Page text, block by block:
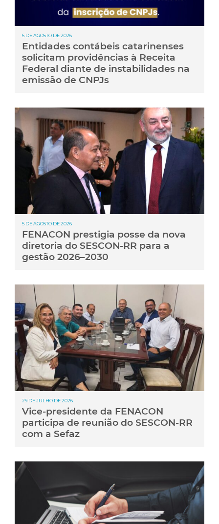
6 DE AGOSTO DE 2026
Entidades contábeis catarinenses
solicitam providências à Receita
Federal diante de instabilidades na
emissão de CNPJs
5 DE AGOSTO DE 2026
FENACON prestigia posse da nova
diretoria do SESCON-RR para a
gestão 2026–2030
29 DE JULHO DE 2026
Vice-presidente da FENACON
participa de reunião do SESCON-RR
com a Sefaz